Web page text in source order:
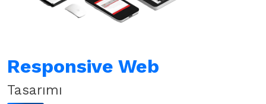
Responsive Web
Tasarımı